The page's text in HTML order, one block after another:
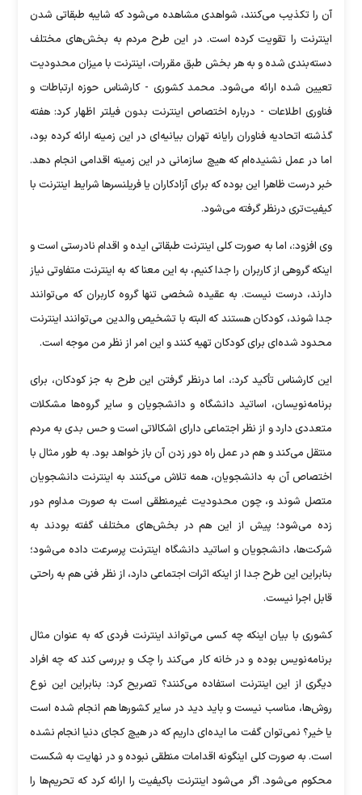
آن را تکذیب می‌کنند، شواهدی مشاهده می‌شود که شایبه طبقاتی شدن
اینترنت را تقویت کرده است. در این طرح مردم به بخش‌های مختلف
دسته‌بندی شده و به هر بخش طبق مقررات، اینترنت با میزان محدودیت
تعیین شده ارائه می‌شود. محمد کشوری - کارشناس حوزه ارتباطات و
فناوری اطلاعات - درباره اختصاص اینترنت بدون فیلتر اظهار کرد: هفته
گذشته اتحادیه فناوران رایانه تهران بیانیه‌ای در این زمینه ارائه کرده بود،
اما در عمل نشنیده‌ام که هیچ سازمانی در این زمینه اقدامی انجام دهد.
خبر درست ظاهرا این بوده که برای آزادکاران یا فریلنسر‌ها شرایط اینترنت با
کیفیت‌تری درنظر گرفته می‌شود.
وی افزود:، اما به صورت کلی اینترنت طبقاتی ایده و اقدام نادرستی است و
اینکه گروهی از کاربران را جدا کنیم، به این معنا که به اینترنت متفاوتی نیاز
دارند، درست نیست. به عقیده شخصی تنها گروه کاربران که می‌توانند
جدا شوند، کودکان هستند که البته با تشخیص والدین می‌توانند اینترنت
محدود شده‌ای برای کودکان تهیه کنند و این امر از نظر من موجه است.
این کارشناس تأکید کرد:، اما درنظر گرفتن این طرح به جز کودکان، برای
برنامه‌نویسان، اساتید دانشگاه و دانشجویان و سایر گروه‌ها مشکلات
متعددی دارد و از نظر اجتماعی دارای اشکالاتی است و حس بدی به مردم
منتقل می‌کند و هم در عمل راه دور زدن آن باز خواهد بود. به طور مثال با
اختصاص آن به دانشجویان، همه تلاش می‌کنند به اینترنت دانشجویان
متصل شوند و، چون محدودیت غیرمنطقی است به صورت مداوم دور
زده می‌شود؛ پیش از این هم در بخش‌های مختلف گفته بودند به
شرکت‌ها، دانشجویان و اساتید دانشگاه اینترنت پرسرعت داده می‌شود؛
بنابراین این طرح جدا از اینکه اثرات اجتماعی دارد، از نظر فنی هم به راحتی
قابل اجرا نیست.
کشوری با بیان اینکه چه کسی می‌تواند اینترنت فردی که به عنوان مثال
برنامه‌نویس بوده و در خانه کار می‌کند را چک و بررسی کند که چه افراد
دیگری از این اینترنت استفاده می‌کنند؟ تصریح کرد: بنابراین این نوع
روش‌ها، مناسب نیست و باید دید در سایر کشور‌ها هم انجام شده است
یا خیر؟ نمی‌توان گفت ما ایده‌ای داریم که در هیچ کجای دنیا انجام نشده
است. به صورت کلی اینگونه اقدامات منطقی نبوده و در نهایت به شکست
محکوم می‌شود. اگر می‌شود اینترنت باکیفیت را ارائه کرد که تحریم‌ها را